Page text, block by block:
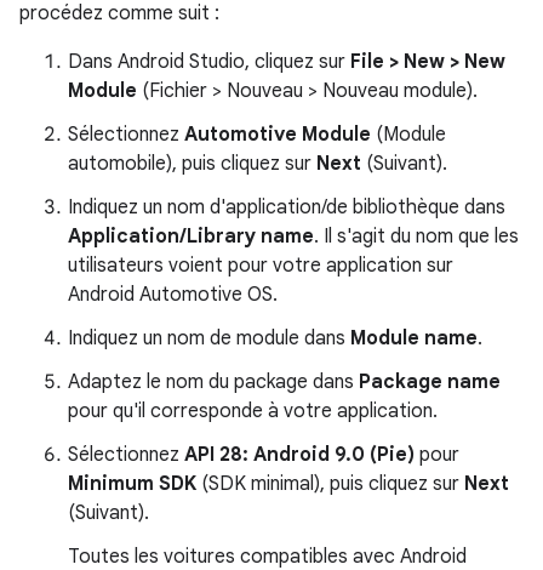
procédez comme suit :
Dans Android Studio, cliquez sur File > New > New
Module (Fichier > Nouveau > Nouveau module).
Sélectionnez Automotive Module (Module
automobile), puis cliquez sur Next (Suivant).
Indiquez un nom d'application/de bibliothèque dans
Application/Library name. Il s'agit du nom que les
utilisateurs voient pour votre application sur
Android Automotive OS.
Indiquez un nom de module dans Module name.
Adaptez le nom du package dans Package name
pour qu'il corresponde à votre application.
Sélectionnez API 28: Android 9.0 (Pie) pour
Minimum SDK (SDK minimal), puis cliquez sur Next
(Suivant).
Toutes les voitures compatibles avec Android